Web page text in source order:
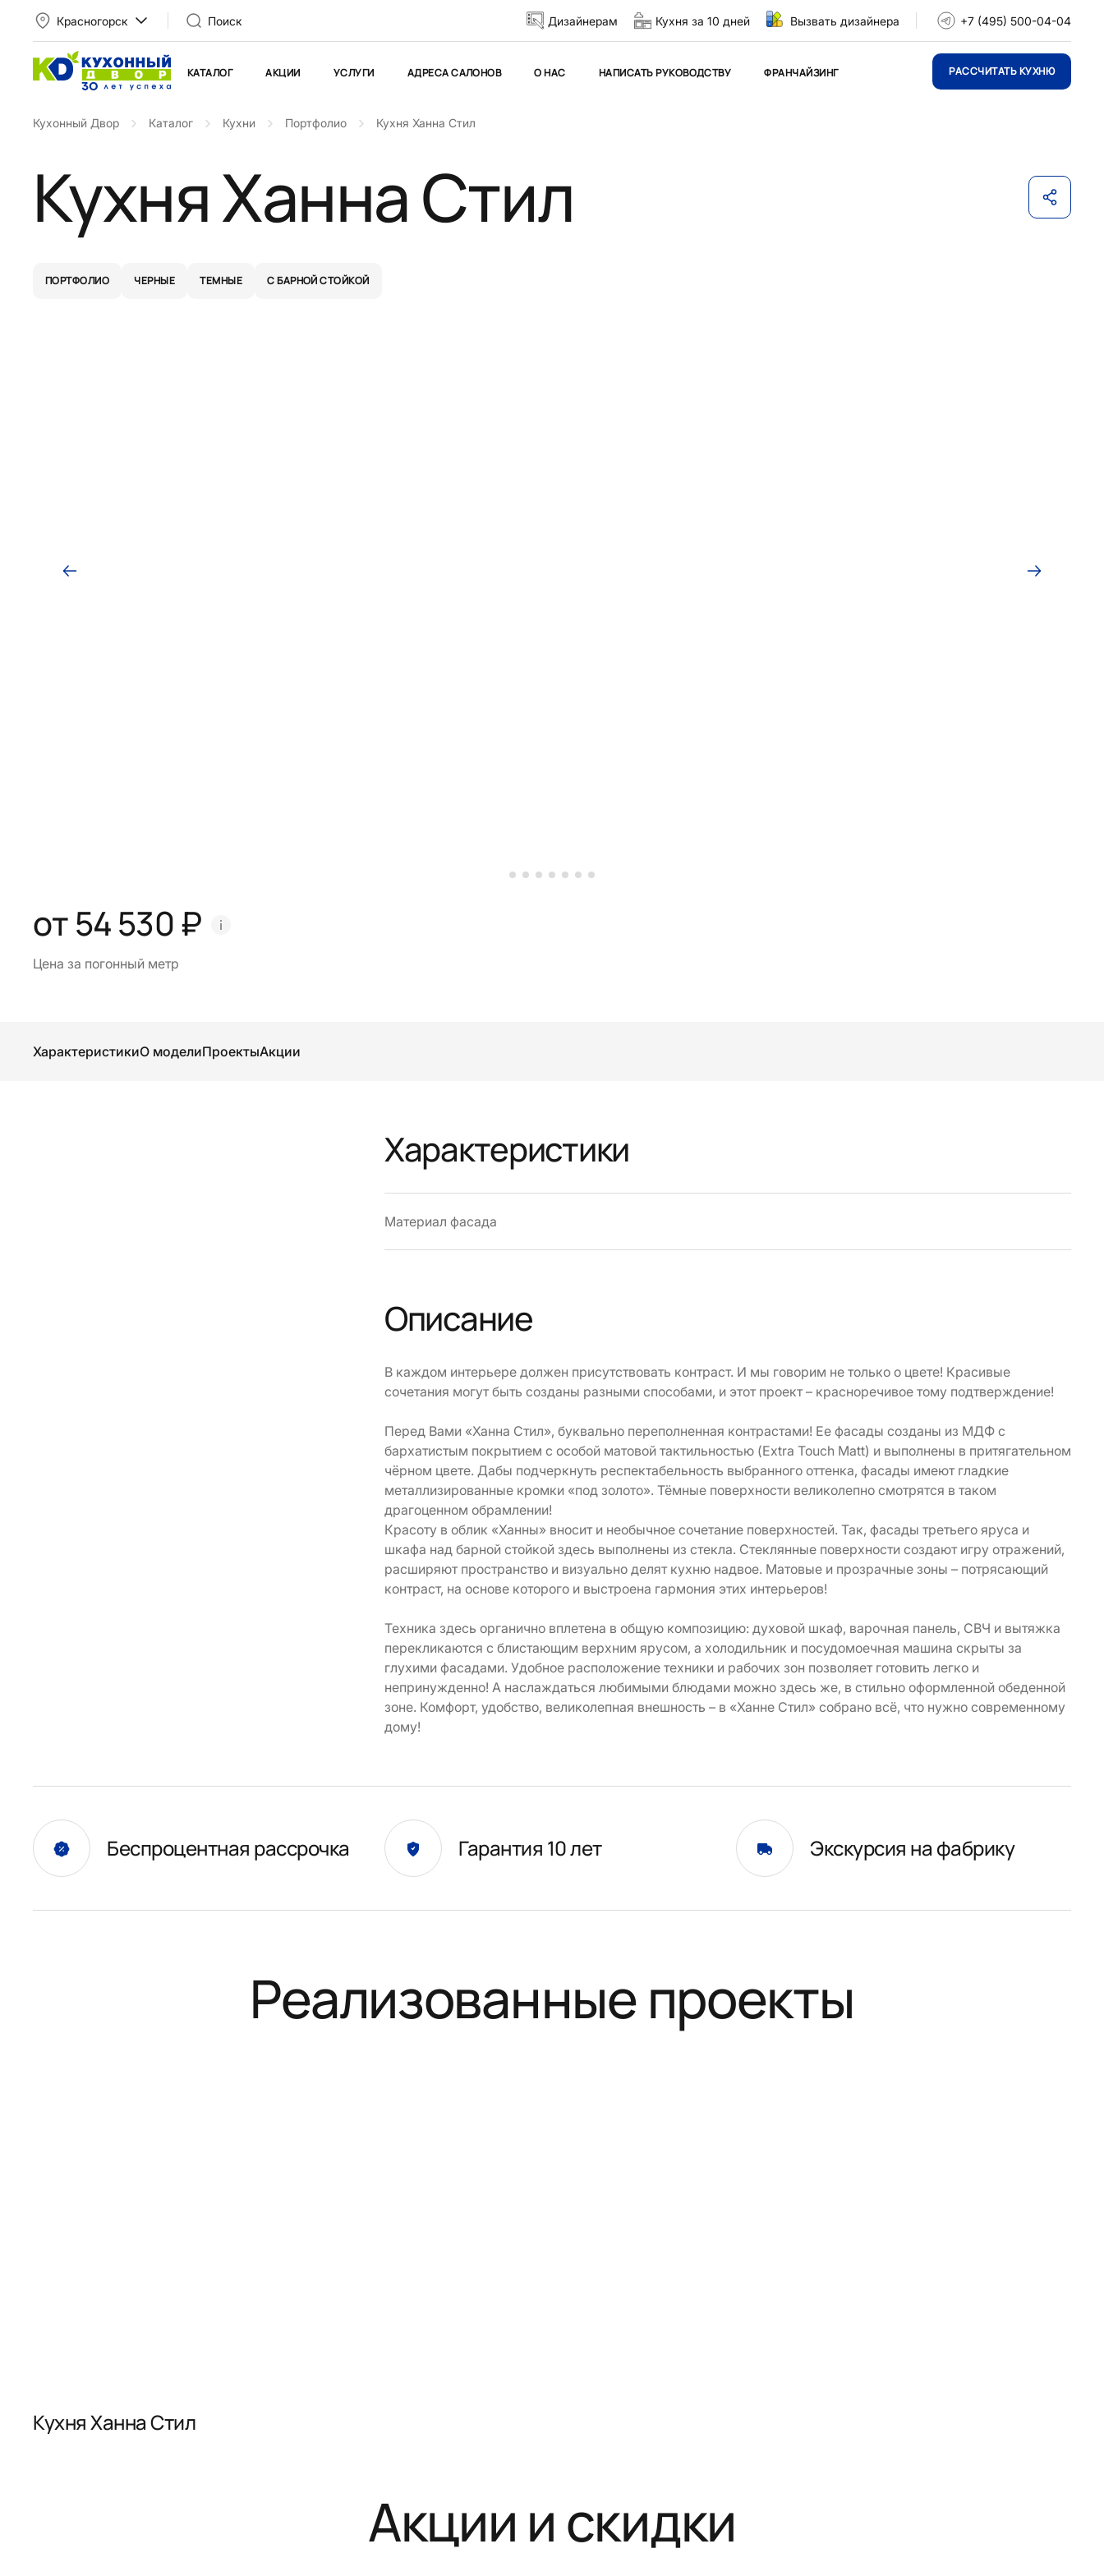
Красногорск Поиск Дизайнерам Кухня за 10 дней Вызвать дизайнера +7 (495) 500-04-04
КАТАЛОГ АКЦИИ УСЛУГИ АДРЕСА САЛОНОВ О НАС НАПИСАТЬ РУКОВОДСТВУ ФРАНЧАЙЗИНГ РАССЧИТАТЬ КУХНЮ
Кухонный Двор Каталог Кухни Портфолио Кухня Ханна Стил
Кухня Ханна Стил
ПОРТФОЛИО ЧЕРНЫЕ ТЕМНЫЕ С БАРНОЙ СТОЙКОЙ
от 54 530 ₽
Цена за погонный метр
ХарактеристикиО моделиПроектыАкции
Характеристики
Материал фасада
Описание
В каждом интерьере должен присутствовать контраст. И мы говорим не только о цвете! Красивые
сочетания могут быть созданы разными способами, и этот проект – красноречивое тому подтверждение!
Перед Вами «Ханна Стил», буквально переполненная контрастами! Ее фасады созданы из МДФ с
бархатистым покрытием с особой матовой тактильностью (Extra Touch Matt) и выполнены в притягательном
чёрном цвете. Дабы подчеркнуть респектабельность выбранного оттенка, фасады имеют гладкие
металлизированные кромки «под золото». Тёмные поверхности великолепно смотрятся в таком
драгоценном обрамлении!
Красоту в облик «Ханны» вносит и необычное сочетание поверхностей. Так, фасады третьего яруса и
шкафа над барной стойкой здесь выполнены из стекла. Стеклянные поверхности создают игру отражений,
расширяют пространство и визуально делят кухню надвое. Матовые и прозрачные зоны – потрясающий
контраст, на основе которого и выстроена гармония этих интерьеров!
Техника здесь органично вплетена в общую композицию: духовой шкаф, варочная панель, СВЧ и вытяжка
перекликаются с блистающим верхним ярусом, а холодильник и посудомоечная машина скрыты за
глухими фасадами. Удобное расположение техники и рабочих зон позволяет готовить легко и
непринужденно! А наслаждаться любимыми блюдами можно здесь же, в стильно оформленной обеденной
зоне. Комфорт, удобство, великолепная внешность – в «Ханне Стил» собрано всё, что нужно современному
дому!
Беспроцентная рассрочка Гарантия 10 лет Экскурсия на фабрику
Реализованные проекты
Кухня Ханна Стил
Акции и скидки